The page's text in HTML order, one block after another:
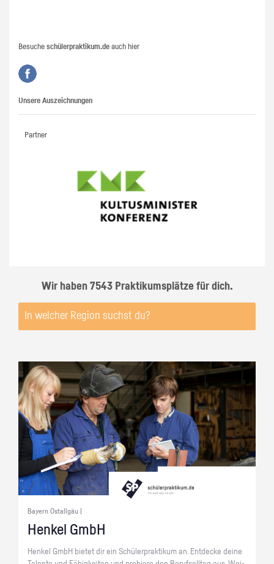
Besuche schülerpraktikum.de auch hier
Unsere Auszeichnungen
Partner
Wir haben 7543 Praktikumsplätze für dich.
Bayern Ostallgäu |
Hen­kel GmbH
Hen­kel GmbH bie­tet dir ein Schü­ler­prak­ti­kum an. Ent­de­cke deine